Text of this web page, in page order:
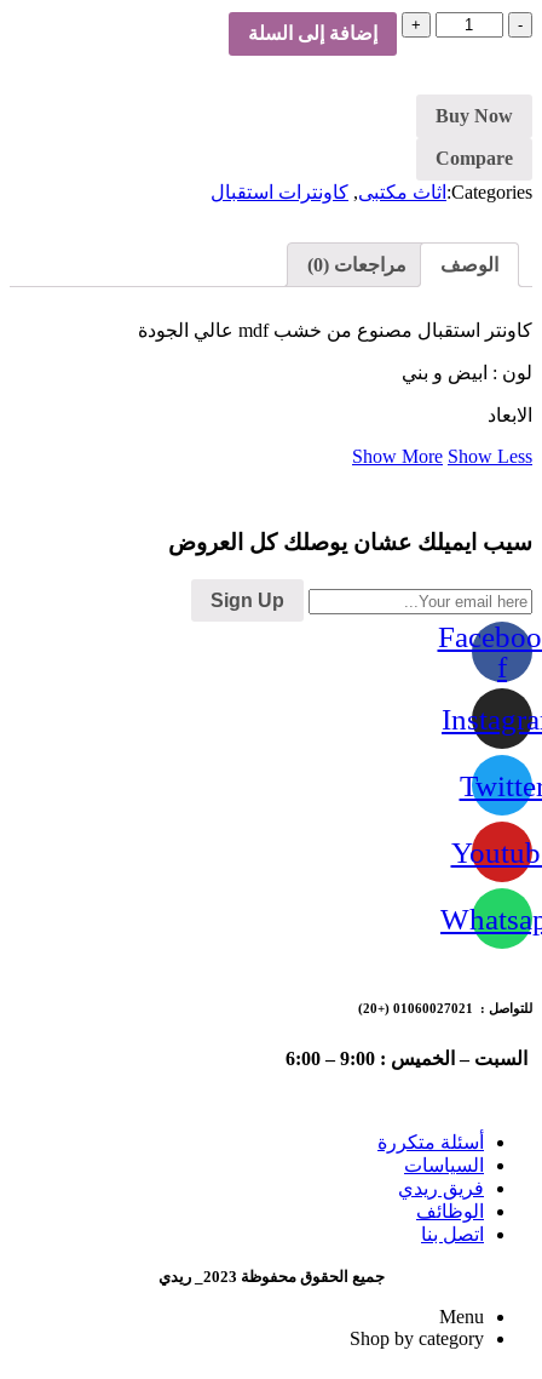
كمية
إضافة إلى السلة
Buy Now
Compare
Categories: اثاث مكتبى, كاونترات استقبال
الوصف مراجعات (0)
كاونتر استقبال مصنوع من خشب mdf عالي الجودة
لون : ابيض و بني
الابعاد
Show More Show Less
سيب ايميلك عشان يوصلك كل العروض
Sign Up
f
للتواصل : 01060027021 (+20)
السبت – الخميس : 9:00 – 6:00
أسئلة متكررة
السياسات
فريق ريدي
الوظائف
اتصل بنا
جميع الحقوق محفوظة 2023_ ريدي
Menu
Shop by category